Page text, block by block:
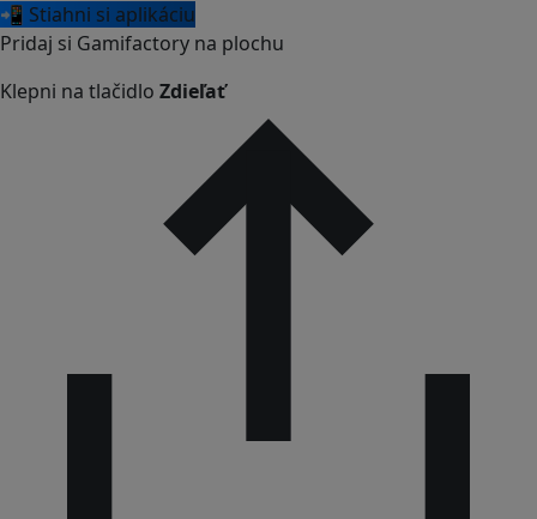
📲 Stiahni si aplikáciu
Pridaj si Gamifactory na plochu
Klepni na tlačidlo Zdieľať